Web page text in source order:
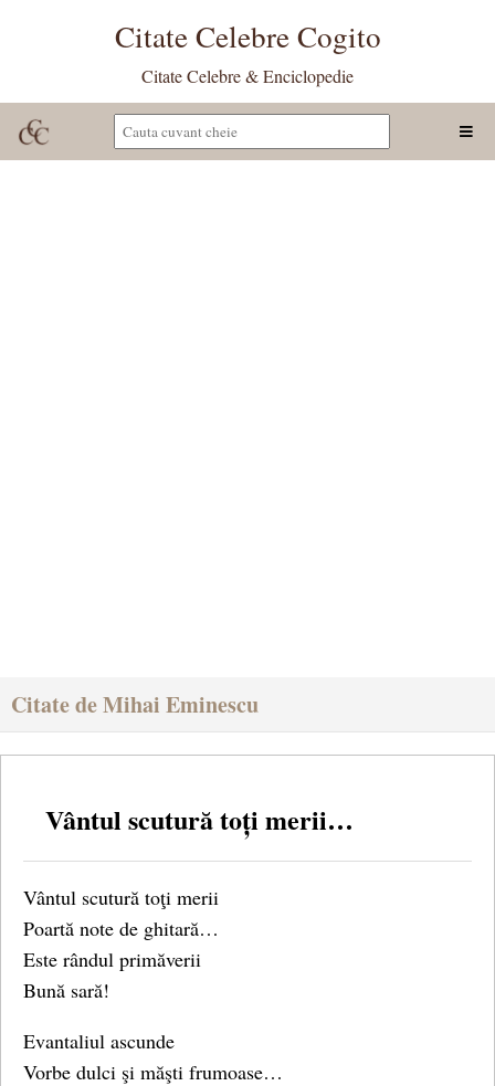
Citate Celebre Cogito
Citate Celebre & Enciclopedie
Citate de Mihai Eminescu
Vântul scutură toți merii…
Vântul scutură toţi merii
Poartă note de ghitară…
Este rândul primăverii
Bună sară!
Evantaliul ascunde
Vorbe dulci şi măşti frumoase…